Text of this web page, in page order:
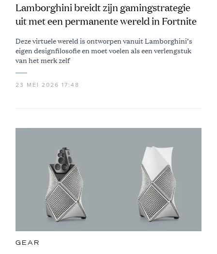
Lamborghini breidt zijn gamingstrategie
uit met een permanente wereld in Fortnite
Deze virtuele wereld is ontworpen vanuit Lamborghini’s
eigen designfilosofie en moet voelen als een verlengstuk
van het merk zelf
23 MEI 2026 17:48
GEAR